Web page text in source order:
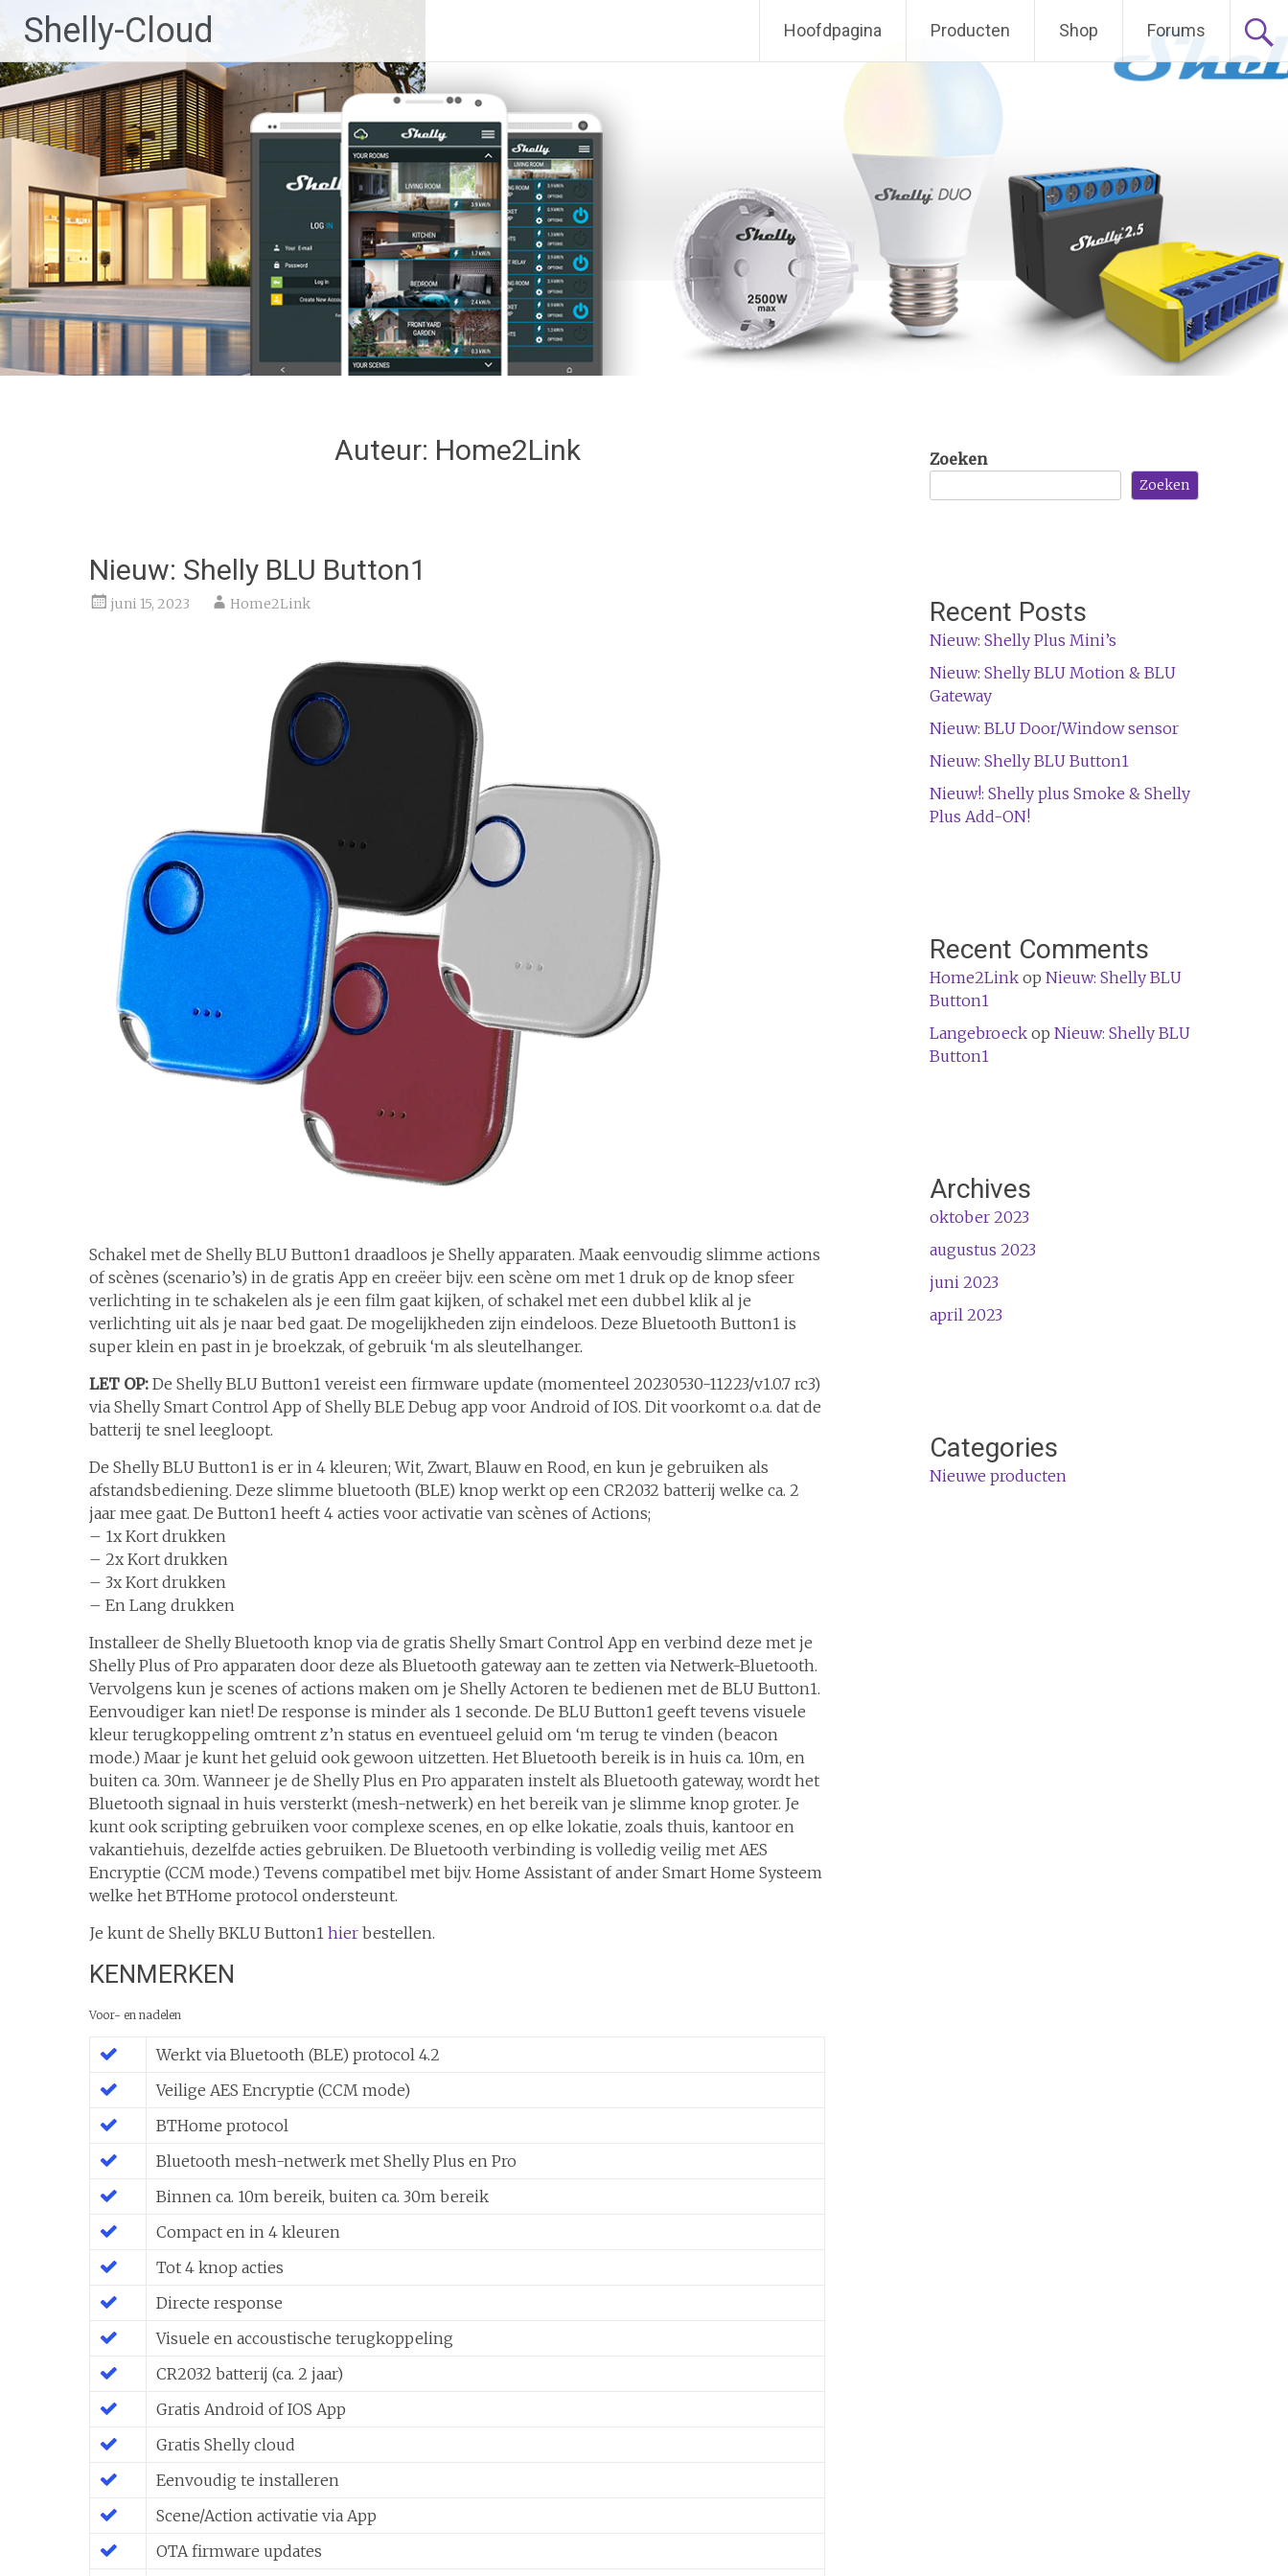
naar
de
inhoud
Shelly-Cloud Hoofdpagina Producten Shop Forums
Auteur: Home2Link
Nieuw: Shelly BLU Button1
juni 15, 2023 Home2Link
Schakel met de Shelly BLU Button1 draadloos je Shelly apparaten. Maak eenvoudig slimme actions
of scènes (scenario’s) in de gratis App en creëer bijv. een scène om met 1 druk op de knop sfeer
verlichting in te schakelen als je een film gaat kijken, of schakel met een dubbel klik al je
verlichting uit als je naar bed gaat. De mogelijkheden zijn eindeloos. Deze Bluetooth Button1 is
super klein en past in je broekzak, of gebruik ‘m als sleutelhanger.
LET OP: De Shelly BLU Button1 vereist een firmware update (momenteel 20230530-11223/v1.0.7 rc3)
via Shelly Smart Control App of Shelly BLE Debug app voor Android of IOS. Dit voorkomt o.a. dat de
batterij te snel leegloopt.
De Shelly BLU Button1 is er in 4 kleuren; Wit, Zwart, Blauw en Rood, en kun je gebruiken als
afstandsbediening. Deze slimme bluetooth (BLE) knop werkt op een CR2032 batterij welke ca. 2
jaar mee gaat. De Button1 heeft 4 acties voor activatie van scènes of Actions;
– 1x Kort drukken
– 2x Kort drukken
– 3x Kort drukken
– En Lang drukken
Installeer de Shelly Bluetooth knop via de gratis Shelly Smart Control App en verbind deze met je
Shelly Plus of Pro apparaten door deze als Bluetooth gateway aan te zetten via Netwerk-Bluetooth.
Vervolgens kun je scenes of actions maken om je Shelly Actoren te bedienen met de BLU Button1.
Eenvoudiger kan niet! De response is minder als 1 seconde. De BLU Button1 geeft tevens visuele
kleur terugkoppeling omtrent z’n status en eventueel geluid om ‘m terug te vinden (beacon
mode.) Maar je kunt het geluid ook gewoon uitzetten. Het Bluetooth bereik is in huis ca. 10m, en
buiten ca. 30m. Wanneer je de Shelly Plus en Pro apparaten instelt als Bluetooth gateway, wordt het
Bluetooth signaal in huis versterkt (mesh-netwerk) en het bereik van je slimme knop groter. Je
kunt ook scripting gebruiken voor complexe scenes, en op elke lokatie, zoals thuis, kantoor en
vakantiehuis, dezelfde acties gebruiken. De Bluetooth verbinding is volledig veilig met AES
Encryptie (CCM mode.) Tevens compatibel met bijv. Home Assistant of ander Smart Home Systeem
welke het BTHome protocol ondersteunt.
Je kunt de Shelly BKLU Button1 hier bestellen.
KENMERKEN
Voor- en nadelen
Werkt via Bluetooth (BLE) protocol 4.2
Veilige AES Encryptie (CCM mode)
BTHome protocol
Bluetooth mesh-netwerk met Shelly Plus en Pro
Binnen ca. 10m bereik, buiten ca. 30m bereik
Compact en in 4 kleuren
Tot 4 knop acties
Directe response
Visuele en accoustische terugkoppeling
CR2032 batterij (ca. 2 jaar)
Gratis Android of IOS App
Gratis Shelly cloud
Eenvoudig te installeren
Scene/Action activatie via App
OTA firmware updates
Zoeken
Zoeken
Recent Posts
Nieuw: Shelly Plus Mini’s
Nieuw: Shelly BLU Motion & BLU
Gateway
Nieuw: BLU Door/Window sensor
Nieuw: Shelly BLU Button1
Nieuw!: Shelly plus Smoke & Shelly
Plus Add-ON!
Recent Comments
Home2Linkop Nieuw: Shelly BLU
Button1
Langebroeckop Nieuw: Shelly BLU
Button1
Archives
oktober 2023
augustus 2023
juni 2023
april 2023
Categories
Nieuwe producten